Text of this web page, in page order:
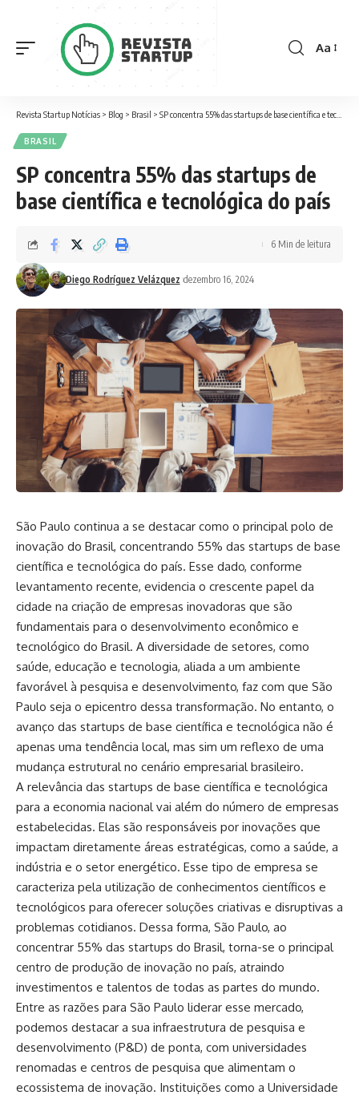
Font
Aa
Revista Startup Notícias > Blog > Brasil > SP concentra 55% das startups de base científica e tecnológica do país
BRASIL
SP concentra 55% das startups de
base científica e tecnológica do país
Diego Rodríguez Velázquez dezembro 16, 2024
6 Min de leitura
São Paulo continua a se destacar como o principal polo de
inovação do Brasil, concentrando 55% das startups de base
científica e tecnológica do país. Esse dado, conforme
levantamento recente, evidencia o crescente papel da
cidade na criação de empresas inovadoras que são
fundamentais para o desenvolvimento econômico e
tecnológico do Brasil. A diversidade de setores, como
saúde, educação e tecnologia, aliada a um ambiente
favorável à pesquisa e desenvolvimento, faz com que São
Paulo seja o epicentro dessa transformação. No entanto, o
avanço das startups de base científica e tecnológica não é
apenas uma tendência local, mas sim um reflexo de uma
mudança estrutural no cenário empresarial brasileiro.
A relevância das startups de base científica e tecnológica
para a economia nacional vai além do número de empresas
estabelecidas. Elas são responsáveis por inovações que
impactam diretamente áreas estratégicas, como a saúde, a
indústria e o setor energético. Esse tipo de empresa se
caracteriza pela utilização de conhecimentos científicos e
tecnológicos para oferecer soluções criativas e disruptivas a
problemas cotidianos. Dessa forma, São Paulo, ao
concentrar 55% das startups do Brasil, torna-se o principal
centro de produção de inovação no país, atraindo
investimentos e talentos de todas as partes do mundo.
Entre as razões para São Paulo liderar esse mercado,
podemos destacar a sua infraestrutura de pesquisa e
desenvolvimento (P&D) de ponta, com universidades
renomadas e centros de pesquisa que alimentam o
ecossistema de inovação. Instituições como a Universidade